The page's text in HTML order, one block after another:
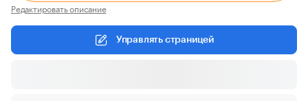
Редактировать описание
Управлять страницей